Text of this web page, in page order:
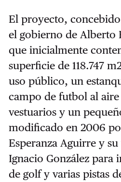
El proyecto,
el gobierno de Alberto
que inicialmente
superficie de 118.747
uso público, un
campo de futbol al
vestuarios y un
modificado en 2006
Esperanza Aguirre y
Ignacio González para
de golf y varias pistas